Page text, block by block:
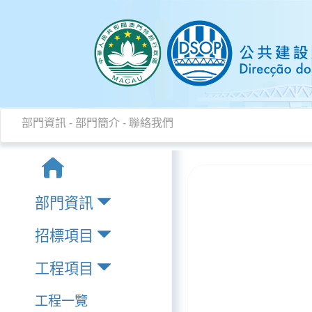
部門資訊 - 部門簡介 - 聯絡我們
部門資訊
招標項目
工程項目
工程一覽